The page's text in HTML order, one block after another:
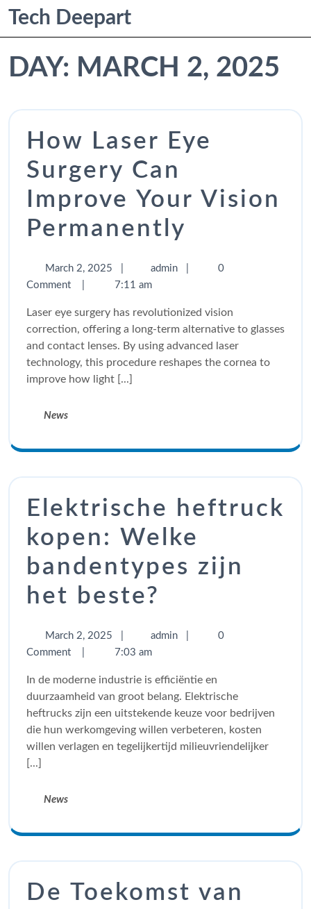
Tech Deepart
DAY: MARCH 2, 2025
How Laser Eye
Surgery Can
Improve Your Vision
Permanently
March 2, 2025 admin
0
Comment
7:11 am
Laser eye surgery has revolutionized vision
correction, offering a long-term alternative to glasses
and contact lenses. By using advanced laser
technology, this procedure reshapes the cornea to
improve how light [...]
News
Elektrische heftruck
kopen: Welke
bandentypes zijn
het beste?
March 2, 2025 admin
0
Comment
7:03 am
duurzaamheid van groot belang. Elektrische
heftrucks zijn een uitstekende keuze voor bedrijven
die hun werkomgeving willen verbeteren, kosten
willen verlagen en tegelijkertijd milieuvriendelijker
[...]
News
De Toekomst van